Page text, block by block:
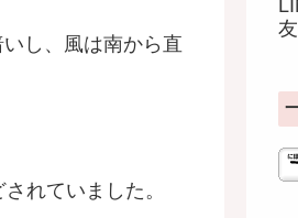
し、風は南から直
れていました。